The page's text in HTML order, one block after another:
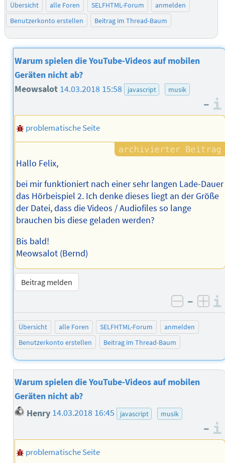
Übersicht alle Foren SELFHTML-Forum
anmelden
Benutzerkonto erstellen
Beitrag im Thread-Baum
Warum spielen die YouTube-Videos auf mobilen
Geräten nicht ab?
Meowsalot 14.03.2018 15:58 javascript musik
–
problematische Seite
Hallo Felix,
bei mir funktioniert nach einer sehr langen Lade-Dauer
das Hörbeispiel 2. Ich denke dieses liegt an der Größe
der Datei, dass die Videos / Audiofiles so lange
brauchen bis diese geladen werden?
Bis bald!
Meowsalot (Bernd)
Beitrag melden
negativ
–
Übersicht alle Foren SELFHTML-Forum
anmelden
Benutzerkonto erstellen
Beitrag im Thread-Baum
Warum spielen die YouTube-Videos auf mobilen
Geräten nicht ab?
Henry 14.03.2018 16:45 javascript musik
–
problematische Seite